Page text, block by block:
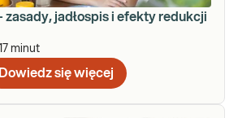
zasady, jadłospis i efekty redukcji
minut
Dowiedz się więcej